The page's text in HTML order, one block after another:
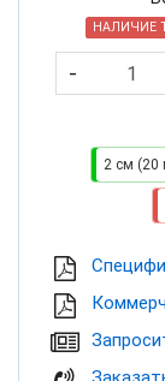
НАЛИЧИЕ
-
2 см (20